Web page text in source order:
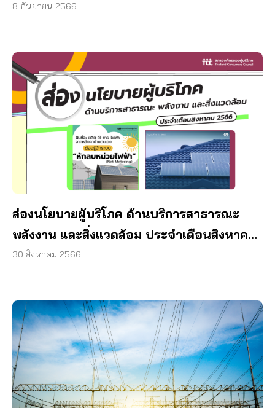
8 กันยายน 2566
ส่องนโยบายผู้บริโภค ด้านบริการสาธารณะ
พลังงาน และสิ่งแวดล้อม ประจำเดือนสิงหาคม
2566
30 สิงหาคม 2566